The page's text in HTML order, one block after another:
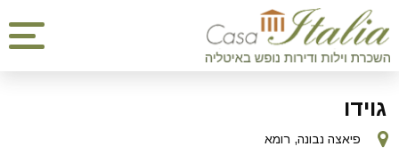
גוידו
פיאצה נבונה, רומא